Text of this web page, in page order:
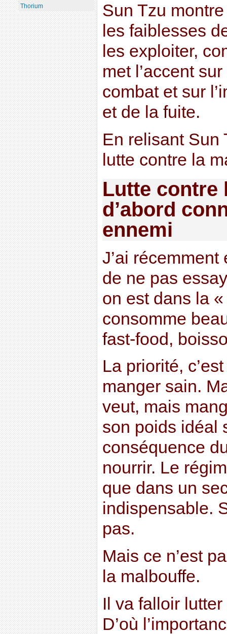
Sun Tzu
les faiblesses
les exploiter,
met l’accent
combat et sur
et de la fuite.
En relisant Sun
lutte contre la
Lutte contre
d’abord
ennemi
J’ai récemment
de ne pas
on est dans la
consomme
fast-food,
La priorité,
manger sain.
veut, mais
son poids idéal
conséquence
nourrir. Le
que dans un
indispensable.
pas.
Mais ce n’est
la malbouffe.
Il va falloir
D’où
Thorium